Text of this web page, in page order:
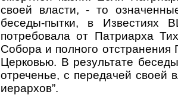
своей власти, - то
беседы-пытки, в Известиях
потребовала от Патриарха
Собора и полного
Церковью. В результате
отреченье, с передачей
иерархов”.